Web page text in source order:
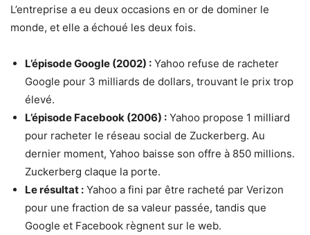
L’entreprise a eu deux occasions en or de dominer le
monde, et elle a échoué les deux fois.
L’épisode Google (2002) : Yahoo refuse de racheter
Google pour 3 milliards de dollars, trouvant le prix trop
élevé.
L’épisode Facebook (2006) : Yahoo propose 1 milliard
pour racheter le réseau social de Zuckerberg. Au
dernier moment, Yahoo baisse son offre à 850 millions.
Zuckerberg claque la porte.
Le résultat : Yahoo a fini par être racheté par Verizon
pour une fraction de sa valeur passée, tandis que
Google et Facebook règnent sur le web.